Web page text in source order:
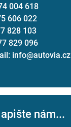
004 618
606 022
828 103
829 096
info@autovia.cz
nám...